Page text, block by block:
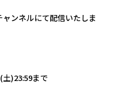
ンネルにて配信いたしま
)23:59まで